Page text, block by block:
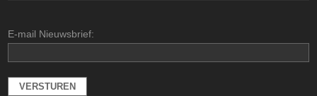
E-mail Nieuwsbrief: